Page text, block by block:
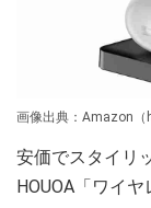
画像出典：Amazon（
安価でスタイリ
HOUOA「ワイ